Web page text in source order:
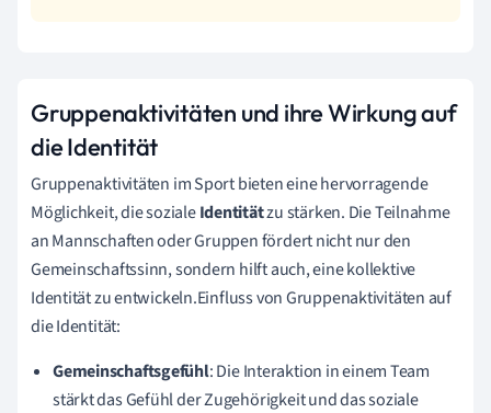
Gruppenaktivitäten und ihre Wirkung auf
die Identität
Gruppenaktivitäten im Sport bieten eine hervorragende
Möglichkeit, die sozialeIdentitätzu stärken. Die Teilnahme
an Mannschaften oder Gruppen fördert nicht nur den
Gemeinschaftssinn, sondern hilft auch, eine kollektive
Identität zu entwickeln.Einfluss von Gruppenaktivitäten auf
die Identität:
Gemeinschaftsgefühl: Die Interaktion in einem Team
stärkt das Gefühl der Zugehörigkeit und das soziale